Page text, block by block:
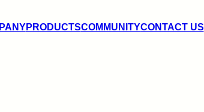
PRODUCTSCOMMUNITYCONTACT US